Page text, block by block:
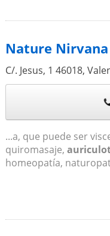
Nature Nirvana
C/. Jesus, 1 46018,
...a, que puede ser
quiromasaje,
homeopatía,